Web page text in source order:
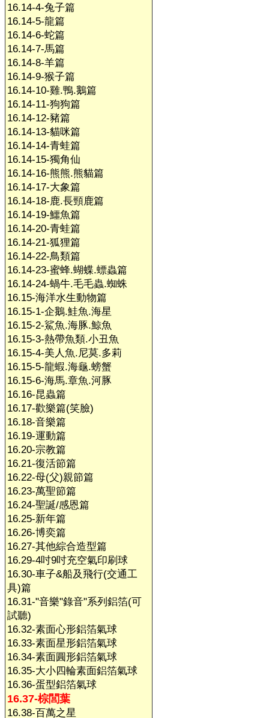
16.14-4-兔子篇
16.14-5-龍篇
16.14-6-蛇篇
16.14-7-馬篇
16.14-8-羊篇
16.14-9-猴子篇
16.14-10-雞.鴨.鵝篇
16.14-11-狗狗篇
16.14-12-豬篇
16.14-13-貓咪篇
16.14-14-青蛙篇
16.14-15-獨角仙
16.14-16-熊熊.熊貓篇
16.14-17-大象篇
16.14-18-鹿.長頸鹿篇
16.14-19-鱷魚篇
16.14-20-青蛙篇
16.14-21-狐狸篇
16.14-22-鳥類篇
16.14-23-蜜蜂.蝴蝶.螵蟲篇
16.14-24-蝸牛.毛毛蟲.蜘蛛
16.15-海洋水生動物篇
16.15-1-企鵝.鮭魚.海星
16.15-2-鯊魚.海豚.鯨魚
16.15-3-熱帶魚類.小丑魚
16.15-4-美人魚.尼莫.多莉
16.15-5-龍蝦.海龜.螃蟹
16.15-6-海馬.章魚.河豚
16.16-昆蟲篇
16.17-歡樂篇(笑臉)
16.18-音樂篇
16.19-運動篇
16.20-宗教篇
16.21-復活節篇
16.22-母(父)親節篇
16.23-萬聖節篇
16.24-聖誕/感恩篇
16.25-新年篇
16.26-博奕篇
16.27-其他綜合造型篇
16.29-4吋9吋充空氣印刷球
16.30-車子&船及飛行(交通工
具)篇
16.31-"音樂"錄音"系列鋁箔(可
試聽)
16.32-素面心形鋁箔氣球
16.33-素面星形鋁箔氣球
16.34-素面圓形鋁箔氣球
16.35-大小四輪素面鋁箔氣球
16.36-蛋型鋁箔氣球
16.37-棕閭葉
16.38-百萬之星